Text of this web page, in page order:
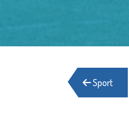
Sport